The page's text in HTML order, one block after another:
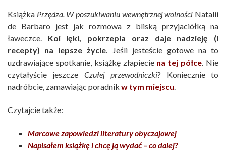
Książka Przędza. W poszukiwaniu wewnętrznej wolności Natalii
de Barbaro jest jak rozmowa z bliską przyjaciółką na
ławeczce. Koi lęki, pokrzepia oraz daje nadzieję (i
recepty) na lepsze życie. Jeśli jesteście gotowe na to
uzdrawiające spotkanie, książkę złapiecie na tej półce. Nie
czytałyście jeszcze Czułej przewodniczki? Koniecznie to
nadróbcie, zamawiając poradnik w tym miejscu.
Czytajcie także:
Marcowe zapowiedzi literatury obyczajowej
Napisałem książkę i chcę ją wydać – co dalej?